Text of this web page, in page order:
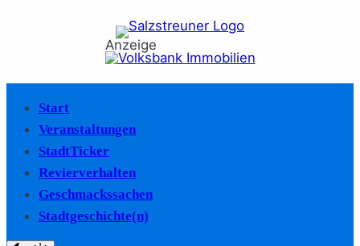
Anzeige
Start
Veranstaltungen
StadtTicker
Revierverhalten
Geschmackssachen
Stadtgeschichte(n)